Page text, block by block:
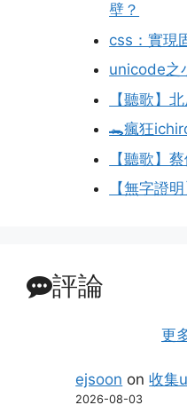
壁？
css：實現
unicode之
【聽歌】
🐊瘋狂
【聽歌】
【無字證
評論
更
ejsoon on收集
2026-08-03